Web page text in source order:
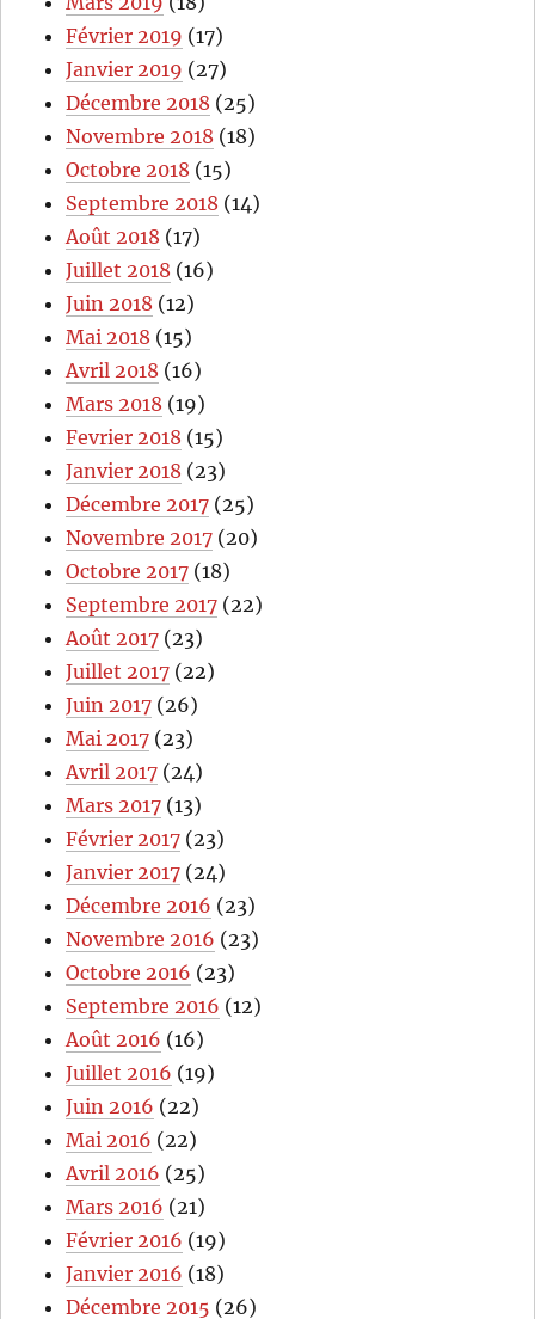
Février 2019 (17)
Janvier 2019 (27)
Décembre 2018 (25)
Novembre 2018 (18)
Octobre 2018 (15)
Septembre 2018 (14)
Août 2018 (17)
Juillet 2018 (16)
Juin 2018 (12)
Mai 2018 (15)
Avril 2018 (16)
Mars 2018 (19)
Fevrier 2018 (15)
Janvier 2018 (23)
Décembre 2017 (25)
Novembre 2017 (20)
Octobre 2017 (18)
Septembre 2017 (22)
Août 2017 (23)
Juillet 2017 (22)
Juin 2017 (26)
Mai 2017 (23)
Avril 2017 (24)
Mars 2017 (13)
Février 2017 (23)
Janvier 2017 (24)
Décembre 2016 (23)
Novembre 2016 (23)
Octobre 2016 (23)
Septembre 2016 (12)
Août 2016 (16)
Juillet 2016 (19)
Juin 2016 (22)
Mai 2016 (22)
Avril 2016 (25)
Mars 2016 (21)
Février 2016 (19)
Janvier 2016 (18)
Décembre 2015 (26)